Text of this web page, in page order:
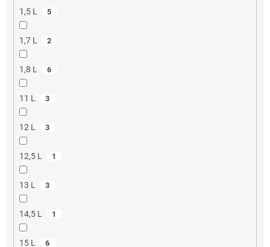
1,5 L 5
1,7 L 2
1,8 L 6
11 L 3
12 L 3
12,5 L 1
13 L 3
14,5 L 1
15 L 6